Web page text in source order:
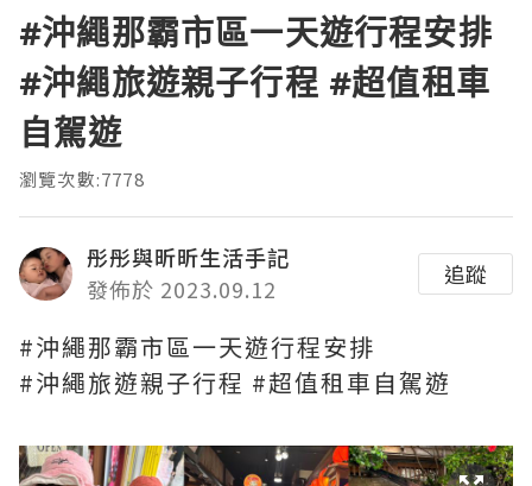
#沖繩那霸市區一天遊行程安排
#沖繩旅遊親子行程 #超值租車
自駕遊
瀏覽次數:7778
彤彤與昕昕生活手記
發佈於 2023.09.12
追蹤
#沖繩那霸市區一天遊行程安排
#沖繩旅遊親子行程 #超值租車自駕遊